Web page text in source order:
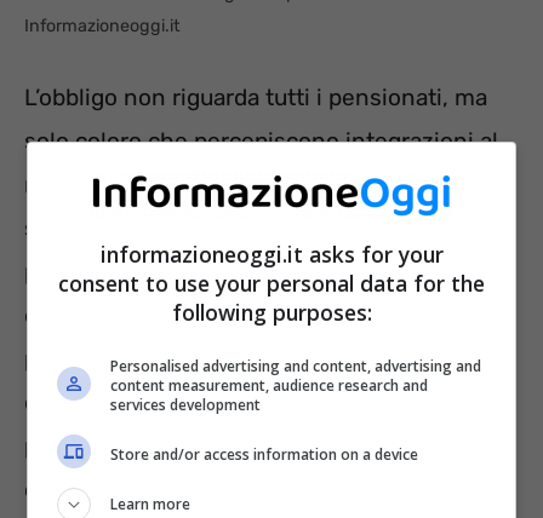
Informazioneoggi.it
L’obbligo non riguarda tutti i pensionati, ma
solo coloro che percepiscono integrazioni al
minimo, quattordicesima, maggiorazioni
sociali e trattamenti di famiglia. L’obbligo vale
per chi non presenta la dichiarazione annuale
dei redditi (modello 730 o Redditi PF) e
percepisce redditi non soggetti a IRPEF ma
che incidono sul diritto alle prestazioni
previdenziali INPS. L’obbligo della
comunicazione RED è previsto anche per i
informazioneoggi.it asks for your
consent to use your personal data for the
following purposes:
Personalised advertising and content, advertising and
content measurement, audience research and
services development
Store and/or access information on a device
Learn more